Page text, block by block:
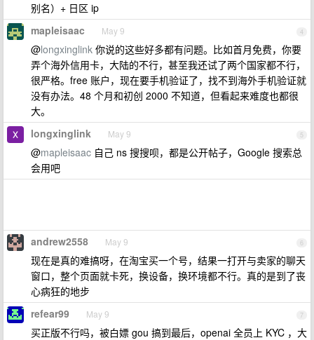
别名）+ 日区 ip
4
mapleisaac May 9
@longxinglink 你说的这些好多都有问题。比如首月免费，你要
弄个海外信用卡，大陆的不行，甚至我还试了两个国家都不行，
很严格。free 账户，现在要手机验证了，找不到海外手机验证就
没有办法。48 个月和初创 2000 不知道，但看起来难度也都很
大。
5
longxinglink May 9
@mapleisaac 自己 ns 搜搜呗，都是公开帖子，Google 搜索总
会用吧
6
andrew2558 May 9
现在是真的难搞呀，在淘宝买一个号，结果一打开与卖家的聊天
窗口，整个页面就卡死，换设备，换环境都不行。真的是到了丧
心病狂的地步
7
refear99 May 9
买正版不行吗，被白嫖 gou 搞到最后，openai 全员上 KYC ，大